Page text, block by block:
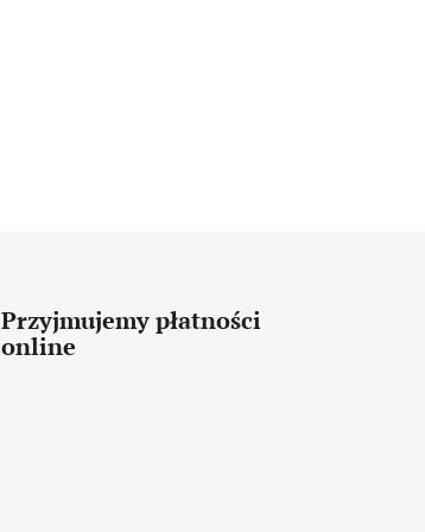
Przyjmujemy płatności
online